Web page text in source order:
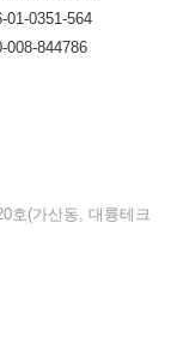
01-0351-564
008-844786
호(가산동, 대륭테크